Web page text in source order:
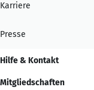
Karriere
Presse
Hilfe & Kontakt
Mitgliedschaften